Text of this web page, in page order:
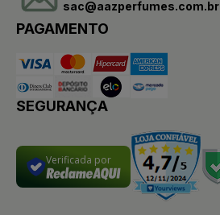
sac@aazperfumes.com.br
PAGAMENTO
SEGURANÇA
Verificada por